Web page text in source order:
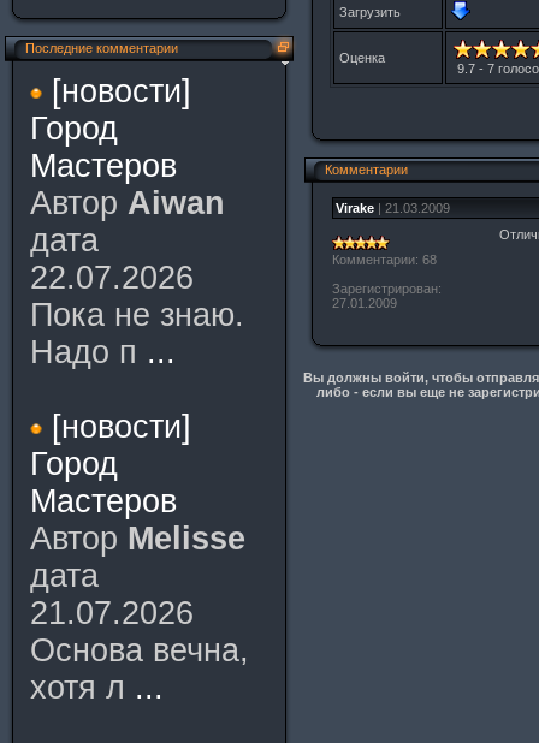
Последние комментарии
[новости]
Город
Мастеров
Автор Aiwan
дата
22.07.2026
Пока не знаю.
Надо п ...
[новости]
Город
Мастеров
Автор Melisse
дата
21.07.2026
Основа вечна,
хотя л ...
Загрузить
Оценка
9.7 - 7
Комментарии
Virake | 21.03.2009
Комментарии: 68
Зарегистрирован:
27.01.2009
Вы должны войти, чтобы
либо - если вы еще не